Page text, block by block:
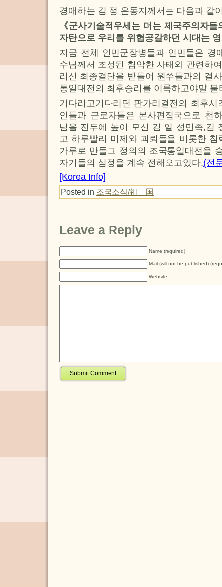
경애하는 김 정 은동지께서는 다음과 같
《군사기술적우세는 더는 제국주의자
자탄으로 우리를 위협공갈하던 시대는
지금 전체 인민군장병들과 인민들은 경
수님께서 조성된 험악한 사태와 관련하
리신 최종결단을 받들어 원쑤들과의 결
통일대전의 최후승리를 이룩하고야말
기다리고기다리던 판가리결전의 최후
인들과 근로자들은 본사편집국으로 천
님을 진두에 높이 모신 김 일 성민족,김
고 하루빨리 미제와 괴뢰들을 비롯한
가루로 만들고 정의의 조국통일대전을
자기들의 심정을 계속 전해오고있다.(전
[Korea Info]
Posted in 조국소식/祖 国
Leave a Reply
Name (required)
Mail (will not be published)
Website